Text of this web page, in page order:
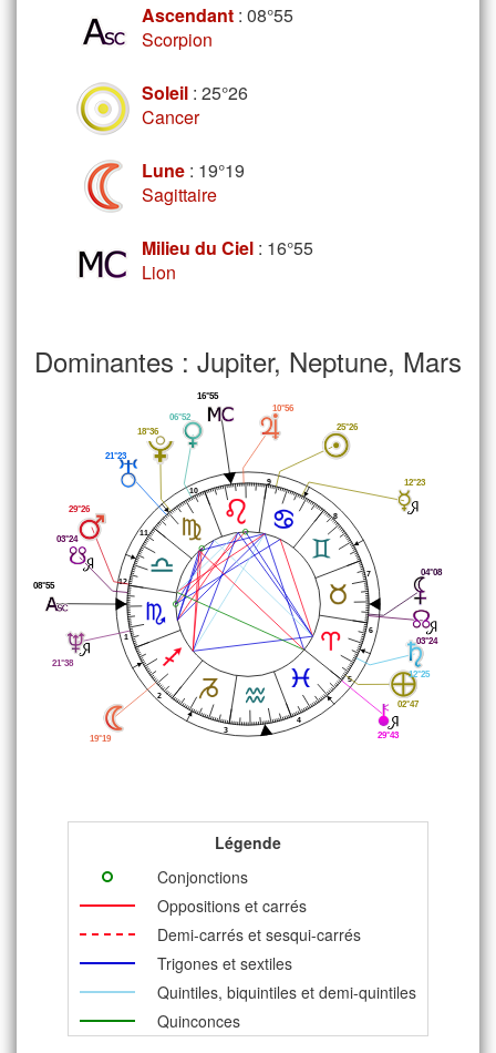
Ascendant : 08°55
Scorpion
Soleil : 25°26
Cancer
Lune : 19°19
Sagittaire
Milieu du Ciel : 16°55
Lion
Dominantes : Jupiter, Neptune, Mars
1
2
3
4
5
6
7
8
9
10
11
12
08°55
21°38
19°19 29°43
02°47
12°25
03°24
04°08
12°23
25°26
10°56
16°55
06°52
18°36
21°23
29°26
03°24
Légende
Conjonctions
Oppositions et carrés
Demi-carrés et sesqui-carrés
Trigones et sextiles
Quintiles, biquintiles et demi-quintiles
Quinconces